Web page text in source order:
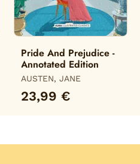
Pride And Prejudice -
Annotated Edition
AUSTEN, JANE
23,99 €